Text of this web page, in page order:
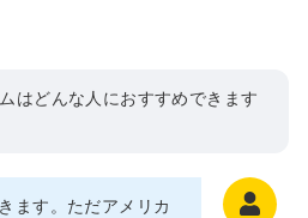
はどんな人におすすめできます
ます。ただアメリカ